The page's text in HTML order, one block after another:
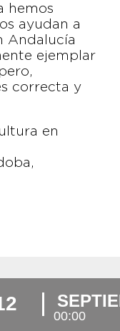
hemos
ayudan a
Andalucía
ejemplar
correcta y
en
00:00